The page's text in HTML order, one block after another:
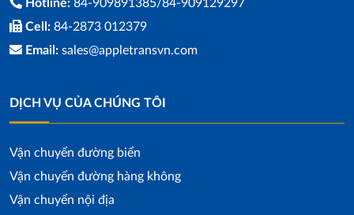
Hotline: 84-909891385/84-909129297
Cell: 84-2873 012379
Email: sales@appletransvn.com
DỊCH VỤ CỦA CHÚNG TÔI
Vận chuyển đường biển
Vận chuyển đường hàng không
Vận chuyển nội địa